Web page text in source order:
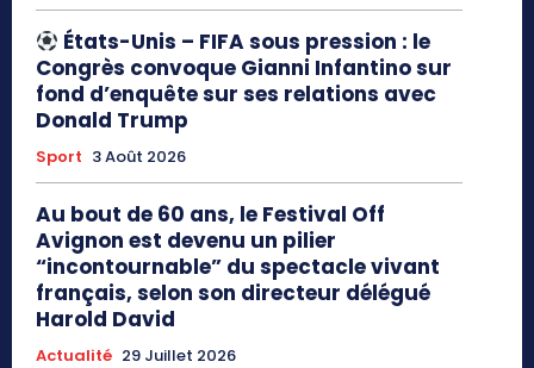
États-Unis – FIFA sous pression : le
Congrès convoque Gianni Infantino sur
fond d’enquête sur ses relations avec
Donald Trump
Sport 3 Août 2026
Au bout de 60 ans, le Festival Off
Avignon est devenu un pilier
“incontournable” du spectacle vivant
français, selon son directeur délégué
Harold David
Actualité 29 Juillet 2026